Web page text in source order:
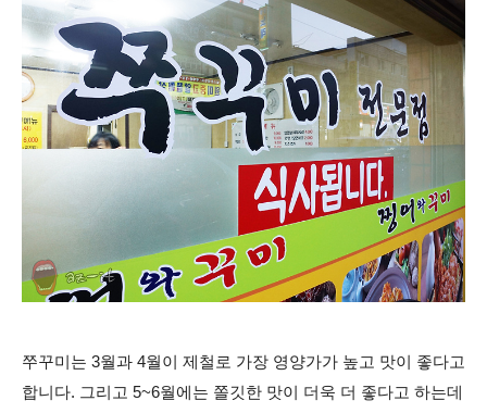
쭈꾸미는 3월과 4월이 제철로 가장 영양가가 높고 맛이 좋다고
합니다. 그리고 5~6월에는 쫄깃한 맛이 더욱 더 좋다고 하는데